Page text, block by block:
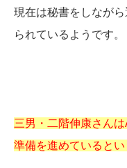
現在は秘書をしなが
られているようです。
三男・二階伸康さん
準備を進めているとい